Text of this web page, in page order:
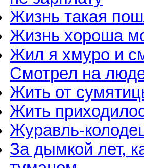
Жизнь такая
Жизнь хороша
Жил я хмуро и
Смотрел на
Жить от
Жить
Журавль-
За дымкой лет,